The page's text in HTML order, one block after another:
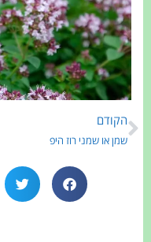
הקודם
שמן או שמני רוז היפ